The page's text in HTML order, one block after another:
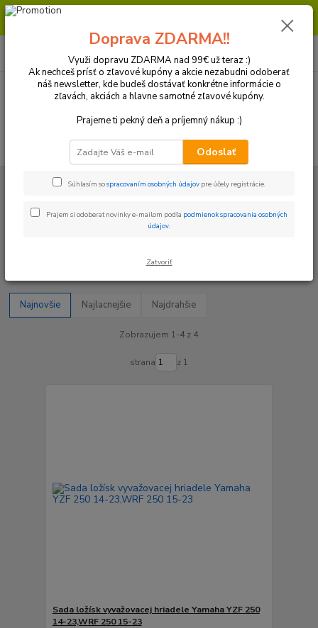
Milí zákazníci, pri objednávke nad 99€ získate poštovné ZDARMA.
(Po-Pia, 8:30-16:30 hod.)
Motor/ Oleje a filtre / Elektro Diely motora
Ložiská motora
Ložiská vyvažovacej hriadele
Upresniť parametre
Najnovšie Najlacnejšie Najdrahšie
Zobrazujem 1-4 z 4
strana z 1
Sada ložísk vyvažovacej hriadele Yamaha YZF 250
14-23,WRF 250 15-23
Doprava ZDARMA!!
Využi dopravu ZDARMA nad 99€ už teraz :)
Ak nechceš prísť o zľavové kupóny a akcie nezabudni odoberať
náš newsletter, kde budeš dostávať konkrétne informácie o
zľavách, akciách a hlavne samotné zľavové kupóny.
Prajeme ti pekný deň a príjemný nákup :)
Odoslať
Súhlasím sospracovaním osobných údajov pre účely registrácie.
Prajem si odoberať novinky e-mailom podľa podmienok spracovania osobných
údajov.
Zatvoriť